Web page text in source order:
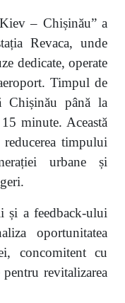
– Chișinău” a
Revaca, unde
dedicate, operate
Timpul de
Chișinău până la
minute. Această
timpului
urbane și
și a feedback-ului
oportunitatea
concomitent cu
revitalizarea